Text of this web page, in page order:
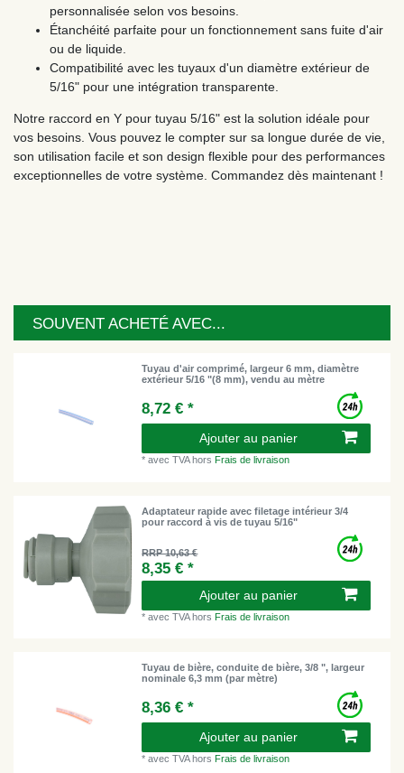
personnalisée selon vos besoins.
Étanchéité parfaite pour un fonctionnement sans fuite d'air
ou de liquide.
Compatibilité avec les tuyaux d'un diamètre extérieur de
5/16" pour une intégration transparente.
Notre raccord en Y pour tuyau 5/16" est la solution idéale pour
vos besoins. Vous pouvez le compter sur sa longue durée de vie,
son utilisation facile et son design flexible pour des performances
exceptionnelles de votre système. Commandez dès maintenant !
SOUVENT ACHETÉ AVEC...
Tuyau d'air comprimé, largeur 6 mm, diamètre
extérieur 5/16 "(8 mm), vendu au mètre
8,72 € *
Ajouter au panier
*avec TVAhorsFrais de livraison
Adaptateur rapide avec filetage intérieur 3/4
pour raccord à vis de tuyau 5/16"
RRP 10,63 €
8,35 € *
Ajouter au panier
*avec TVAhorsFrais de livraison
Tuyau de bière, conduite de bière, 3/8 ", largeur
nominale 6,3 mm (par mètre)
8,36 € *
Ajouter au panier
*avec TVAhors Frais de livraison